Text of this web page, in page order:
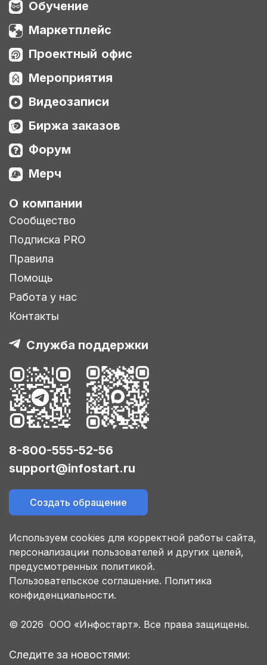
Обучение
Маркетплейс
Проектный офис
Мероприятия
Видеозаписи
Биржа заказов
Форум
Мерч
О компании
Сообщество
Подписка PRO
Правила
Помощь
Работа у нас
Контакты
Служба поддержки
8-800-555-52-56
support@infostart.ru
Создать обращение
Используем cookies для корректной работы сайта,
персонализации пользователей и других целей,
предусмотренных политикой.
Пользовательское соглашение. Политика
конфиденциальности.
© 2026 ООО «Инфостарт». Все права защищены.
Следите за новостями: